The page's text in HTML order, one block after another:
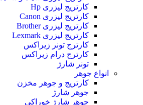
کارتریج لیزری Hp
کارتریج لیزری Canon
کارتریج لیزری Brother
کارتریج لیزری Lexmark
کارترج تونر زیراکس
کارترج درام زیراکس
تونر شارژ
انواع جوهر
کارتریج و جوهر مخزن
جوهر شارژ
جوهر شارژ خوراکی